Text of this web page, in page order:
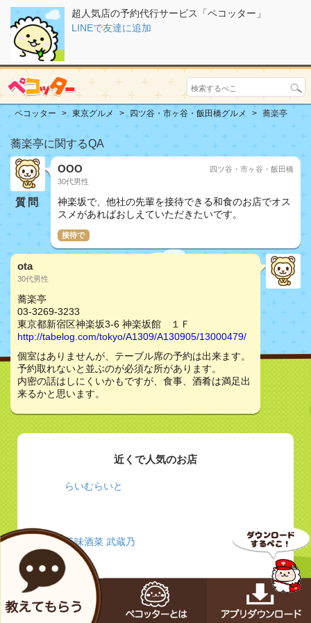
超人気店の予約代行サービス「ペコッター」
LINEで友達に追加
ペコッター 東京グルメ 四ツ谷・市ヶ谷・飯田橋グルメ 蕎楽亭
蕎楽亭に関するQA
質問
OOO
30代男性
四ツ谷・市ヶ谷・飯田橋
神楽坂で、他社の先輩を接待できる和食のお店でオス
スメがあればおしえていただきたいです。
接待で
ota
30代男性
蕎楽亭
03-3269-3233
東京都新宿区神楽坂3-6 神楽坂館 １Ｆ
http://tabelog.com/tokyo/A1309/A130905/13000479/
個室はありませんが、テーブル席の予約は出来ます。
予約取れないと並ぶのが必須な所があります。
内密の話はしにくいかもですが、食事、酒肴は満足出
来るかと思います。
近くで人気のお店
らいむらいと
美味酒菜 武蔵乃
ノルブネ